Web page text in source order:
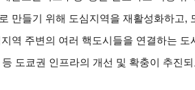
만들기 위해 도심지역을 재활성화하고,
역 주변의 여러 핵도시들을 연결하는 도
도쿄권 인프라의 개선 및 확충이 추진